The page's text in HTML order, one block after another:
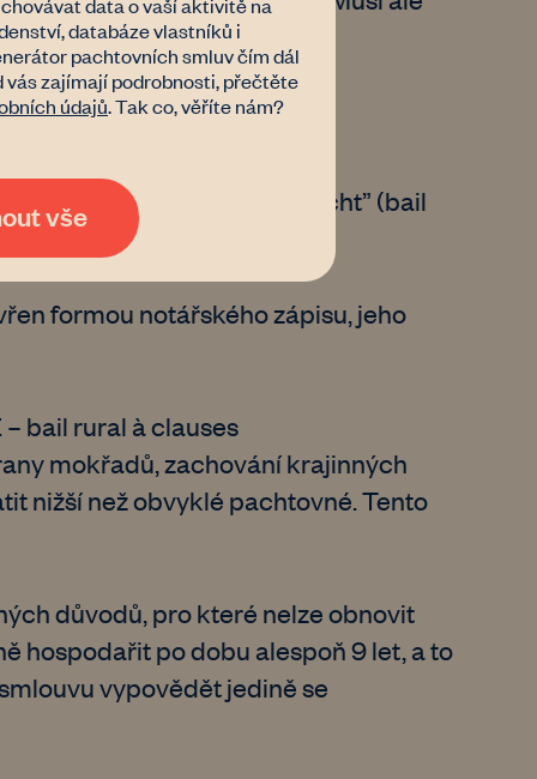
způsobilosti,
půdy),
let), nebo tzv. “kariérní pacht” (bail
formou notářského zápisu, jeho
bail rural à clauses
mokřadů, zachování krajinných
nižší než obvyklé pachtovné. Tento
důvodů, pro které nelze obnovit
hospodařit po dobu alespoň 9 let, a to
vypovědět jedině se
databáze vlastníků i
pachtovních smluv čím dál
vás zajímají podrobnosti, přečtěte
údajů. Tak co, věříte nám?
vše